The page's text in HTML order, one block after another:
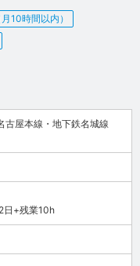
10時間以内）
古屋本線・地下鉄名城線
+残業10h